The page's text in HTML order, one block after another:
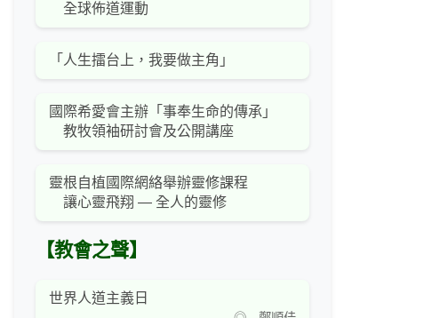
全球佈道運動
「人生擂台上，我要做主角」
國際希愛會主辦「事奉生命的傳承」
教牧領袖研討會及公開講座
靈根自植國際網絡舉辦靈修課程
讓心靈飛翔 — 全人的靈修
【教會之聲】
世界人道主義日